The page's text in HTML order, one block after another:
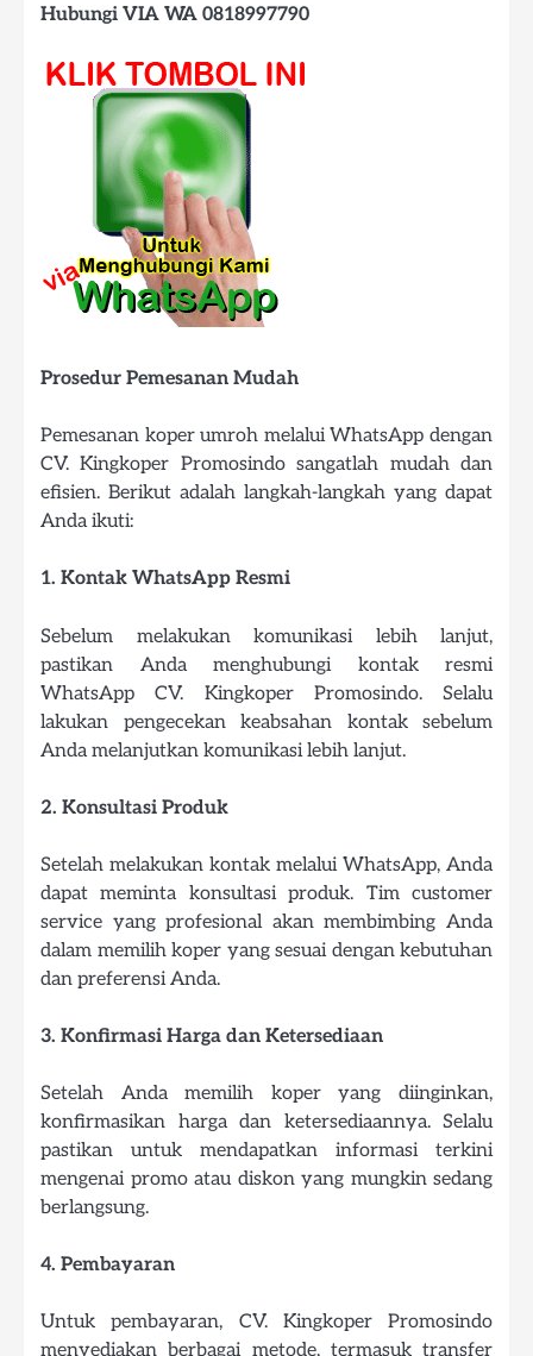
Hubungi VIA WA 0818997790
Prosedur Pemesanan Mudah
Pemesanan koper umroh melalui WhatsApp dengan
CV. Kingkoper Promosindo sangatlah mudah dan
efisien. Berikut adalah langkah-langkah yang dapat
Anda ikuti:
1. Kontak WhatsApp Resmi
Sebelum melakukan komunikasi lebih lanjut,
pastikan Anda menghubungi kontak resmi
WhatsApp CV. Kingkoper Promosindo. Selalu
lakukan pengecekan keabsahan kontak sebelum
Anda melanjutkan komunikasi lebih lanjut.
2. Konsultasi Produk
Setelah melakukan kontak melalui WhatsApp, Anda
dapat meminta konsultasi produk. Tim customer
service yang profesional akan membimbing Anda
dalam memilih koper yang sesuai dengan kebutuhan
dan preferensi Anda.
3. Konfirmasi Harga dan Ketersediaan
Setelah Anda memilih koper yang diinginkan,
konfirmasikan harga dan ketersediaannya. Selalu
pastikan untuk mendapatkan informasi terkini
mengenai promo atau diskon yang mungkin sedang
berlangsung.
4. Pembayaran
Untuk pembayaran, CV. Kingkoper Promosindo
menyediakan berbagai metode, termasuk transfer